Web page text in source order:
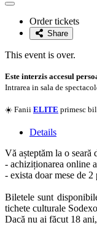
Adaugă
favoriteOrder tickets
Share
This event is over.
Este interzis accesul
Intrarea in sala de
☀️ Fanii ELITE primesc
Details
Vă așteptăm la o
- achiziționarea online
- exista doar mese de
Biletele sunt
tichete culturale
Dacă nu ai făcut 18